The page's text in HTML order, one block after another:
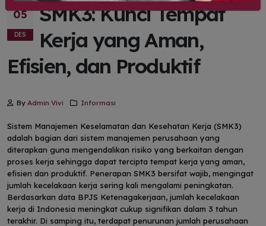
05
DES
SMK3: Kunci Tempat
Kerja yang Aman,
Efisien, dan Produktif
By Admin Vivi Informasi
Sistem Manajemen Keselamatan dan Kesehatan Kerja (SMK3)
adalah bagian dari sistem manajemen perusahaan yang
diterapkan guna mengendalikan risiko yang berkaitan dengan
proses kerja sehingga dapat tercipta tempat kerja yang aman,
efisien dan produktif. Penerapan SMK3 bersifat wajib, mengingat
jumlah kecelakaan kerja sering kali mengalami peningkatan.
Berdasarkan data BPJS Ketenagakerjaan, jumlah kecelakaan
kerja di Indonesia meningkat cukup signifikan dalam 3 tahun
terakhir. Di samping itu, terdapat penurunan jumlah perusahaan